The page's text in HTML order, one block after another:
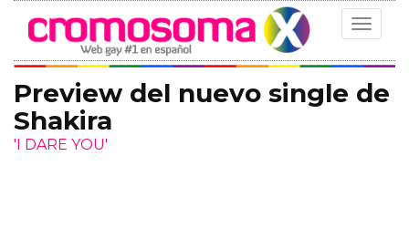
Toggle
Preview del nuevo single de
Shakira
'I DARE YOU'